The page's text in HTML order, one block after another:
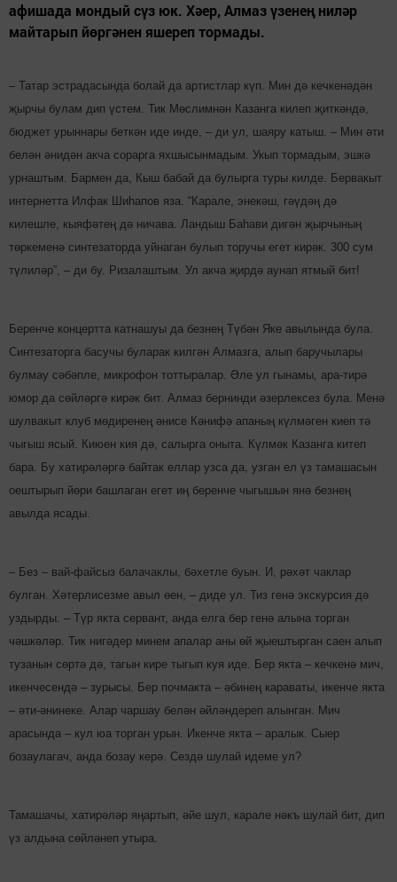
афишада мондый сүз юк. Хәер, Алмаз үзенең ниләр
майтарып йөргәнен яшереп тормады.
– Татар эстрадасында болай да артистлар күп. Мин дә кечкенәдән
җырчы булам дип үстем. Тик Мөс­лимнән Казанга килеп җит­кәндә,
бюджет урыннары беткән иде инде, – ди ул, шаяру катыш. – Мин әти
белән әнидән акча сорарга яхшысынмадым. Укып тормадым, эшкә
урнаштым. Бармен да, Кыш бабай да булырга туры килде. Бервакыт
интернетта Илфак Ши­һапов яза. “Карале, энекәш, гәүдәң дә
килешле, кыяфә­тең дә ничава. Ландыш Баһави дигән җыр­чының
төркеменә синтезаторда уйнаган булып торучы егет кирәк. 300 сум
түлиләр”, – ди бу. Ризалаштым. Ул акча җирдә аунап ятмый бит!
Беренче концертта катнашуы да безнең Түбән Яке авылында була.
Синтезаторга басучы буларак кил­гән Алмазга, алып баручылары
булмау сәбәпле, мик­рофон тоттыралар. Әле ул гынамы, ара-тирә
юмор да сөйләргә кирәк бит. Алмаз бернинди әзерлексез була. Менә
шулвакыт клуб мөди­ре­нең әнисе Кәнифә апа­ның күлмәген киеп тә
чыгыш ясый. Киюен кия дә, салырга оныта. Күлмәк Казанга китеп
бара. Бу хатирә­ләргә байтак еллар узса да, узган ел үз тамашасын
оештырып йөри башлаган егет иң беренче чыгышын янә без­нең
авылда ясады.
– Без – вай-файсыз балачаклы, бәхетле буын. И, рә­хәт чаклар
булган. Хәтер­лисезме авыл өен, – диде ул. Тиз генә экскурсия дә
уздырды. – Түр якта сервант, анда елга бер генә алына торган
чәшкәләр. Тик нигәдер минем апалар аны өй җыеш­тырган саен алып
тузанын сөртә дә, тагын кире тыгып куя иде. Бер якта – кечкенә мич,
икенче­сендә – зурысы. Бер почмакта – әбинең караваты, икенче якта
– әти-әнинеке. Алар чаршау белән әйлән­дереп алынган. Мич
арасында – кул юа торган урын. Икенче якта – аралык. Сыер
бозаулагач, анда бозау керә. Сездә шулай идеме ул?
Тамашачы, хатирәләр яңар­тып, әйе шул, карале нәкъ шулай бит, дип
үз алдына сөйләнеп утыра.